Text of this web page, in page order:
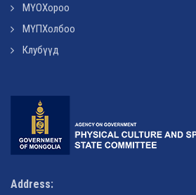
МҮОХороо
МҮПХолбоо
Клубүүд
Address: